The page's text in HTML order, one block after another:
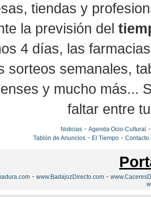
tiendas y
la previsión del
4 días, las
sorteos semanales,
y mucho más...
faltar entre
Noticias -Agenda Ocio-Cultural
Tablón de Anuncios - El Tiempo -Contacto
- www.BadajozDirecto.com -